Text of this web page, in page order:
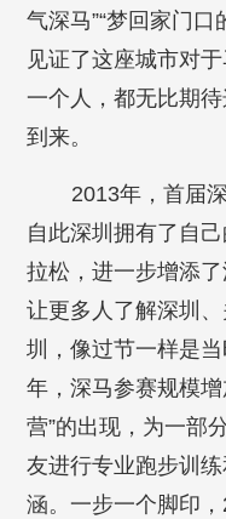
气深马”“梦回家门
见证了这座城市对
一个人，都无比期
到来。
2013年，首届
自此深圳拥有了自
拉松，进一步增添
让更多人了解深圳
圳，像过节一样是
年，深马参赛规模
营”的出现，为一部
友进行专业跑步训
涵。一步一个脚印